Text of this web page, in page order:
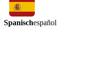
Spanischespañol